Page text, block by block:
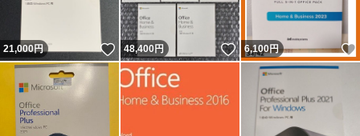
21,000円 いいね！
48,400円 いいね！
6,100円